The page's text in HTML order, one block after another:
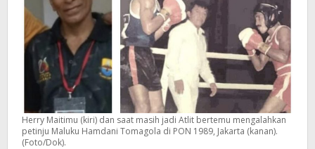
Herry Maitimu (kiri) dan saat masih jadi Atlit bertemu mengalahkan
petinju Maluku Hamdani Tomagola di PON 1989, Jakarta (kanan).
(Foto/Dok).